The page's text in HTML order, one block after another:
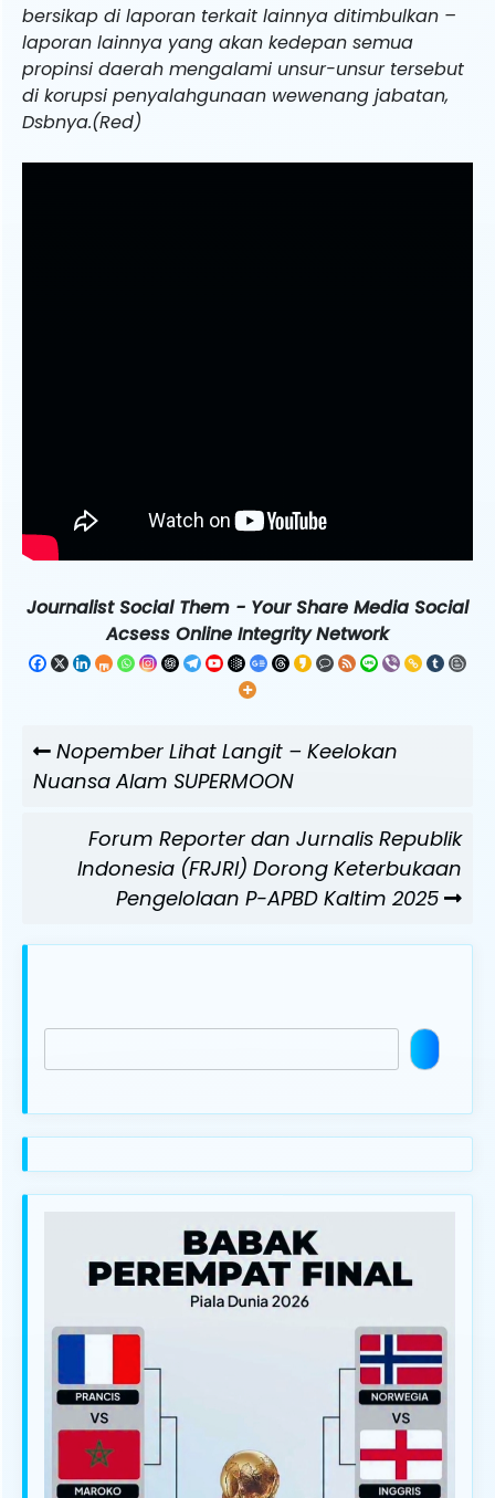
bersikap di laporan terkait lainnya ditimbulkan –
laporan lainnya yang akan kedepan semua
propinsi daerah mengalami unsur-unsur tersebut
di korupsi penyalahgunaan wewenang jabatan,
Dsbnya.(Red)
Journalist Social Them - Your Share Media Social
Acsess Online Integrity Network
posPrevious
Post
Nopember Lihat Langit – Keelokan
Nuansa Alam SUPERMOON
Forum Reporter dan Jurnalis Republik
Indonesia (FRJRI) Dorong Keterbukaan
Pengelolaan P-APBD Kaltim 2025